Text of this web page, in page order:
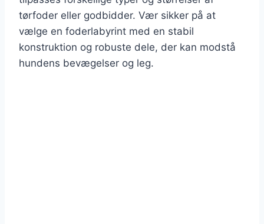
tørfoder eller godbidder. Vær sikker på at
vælge en foderlabyrint med en stabil
konstruktion og robuste dele, der kan modstå
hundens bevægelser og leg.